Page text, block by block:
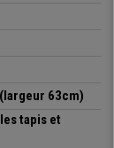
spécialistes.
densité63cm)
tapis et